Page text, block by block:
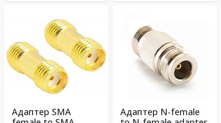
Адаптер SMA
Адаптер N-female